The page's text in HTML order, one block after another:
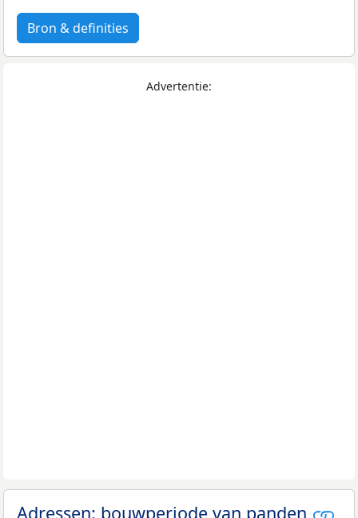
Bron & definities
Advertentie:
Adressen: bouwperiode van panden